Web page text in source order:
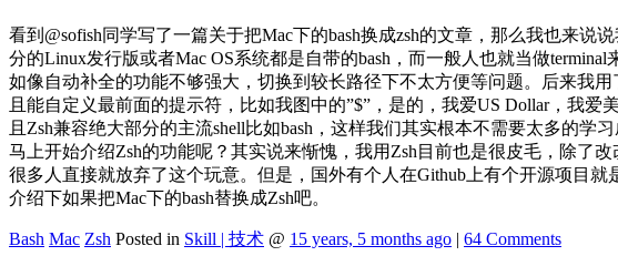
看到@sofish同学写了一篇关于把Mac下的bash换成zsh的文章，那么我也来
分的Linux发行版或者Mac OS系统都是自带的bash，而一般人也就当做
如像自动补全的功能不够强大，切换到较长路径下不太方便等问题。后来我
且能自定义最前面的提示符，比如我图中的”$”，是的，我爱US Dollar，我
且Zsh兼容绝大部分的主流shell比如bash，这样我们其实根本不需要太多的
马上开始介绍Zsh的功能呢？其实说来惭愧，我用Zsh目前也是很皮毛，除了
很多人直接就放弃了这个玩意。但是，国外有个人在Github上有个开源项目
介绍下如果把Mac下的bash替换成Zsh吧。
Bash Mac Zsh Posted in Skill | 技术 @ 15 years, 5 months ago | 64 Comments